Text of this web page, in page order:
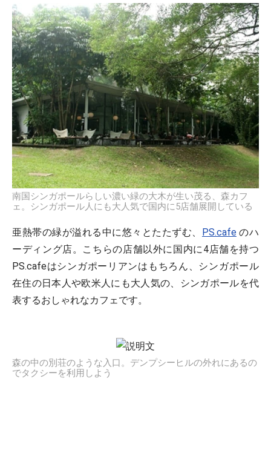
南国シンガポールらしい濃い緑の大木が生い茂る、森カフ
ェ。シンガポール人にも大人気で国内に5店舗展開している
亜熱帯の緑が溢れる中に悠々とたたずむ、 PS.cafeのハ
ーディング店。こちらの店舗以外に国内に4店舗を持つ
PS.cafeはシンガポーリアンはもちろん、シンガポール
在住の日本人や欧米人にも大人気の、シンガポールを代
表するおしゃれなカフェです。
森の中の別荘のような入口。デンプシーヒルの外れにあるの
でタクシーを利用しよう